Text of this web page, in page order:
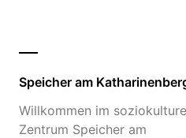
Speicher am
Willkommen im
Zentrum Speicher am